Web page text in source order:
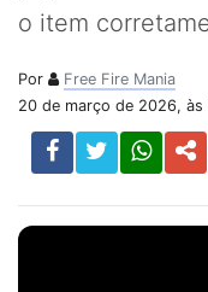
o item
Por
Free Fire Mania
20 de março de 2026,